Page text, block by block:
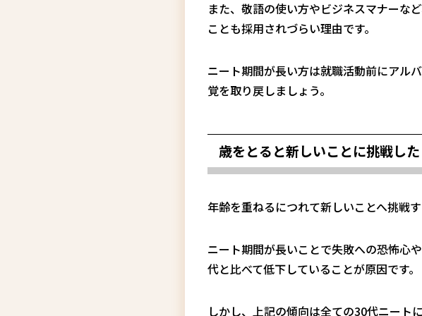
また、敬語の使い方やビジネスマナーなど
ことも採用されづらい理由です。
ニート期間が長い方は就職活動前にアル
覚を取り戻しましょう。
歳をとると新しいことに挑戦し
年齢を重ねるにつれて新しいことへ挑戦
ニート期間が長いことで失敗への恐怖心
代と比べて低下していることが原因です。
しかし、上記の傾向は全ての30代ニート